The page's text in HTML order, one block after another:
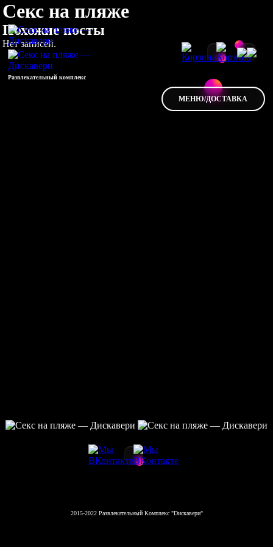
Развлекательный комплекс
МЕНЮ/ДОСТАВКА
Секс на пляже
Похожие посты
Нет записей.
2015-2022 Развлекательный Комплекс "Dискавери"